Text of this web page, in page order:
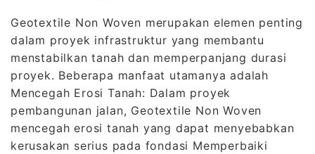
Geotextile Non Woven merupakan elemen penting
dalam proyek infrastruktur yang membantu
menstabilkan tanah dan memperpanjang durasi
proyek. Beberapa manfaat utamanya adalah
Mencegah Erosi Tanah: Dalam proyek
pembangunan jalan, Geotextile Non Woven
mencegah erosi tanah yang dapat menyebabkan
kerusakan serius pada fondasi Memperbaiki